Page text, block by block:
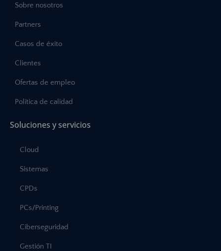
Sobre nosotros
Partners
Casos de éxito
Clientes
Ofertas de empleo
Política de calidad
Soluciones y servicios
Cloud
Sistemas
CPDs
PCs/Printing
Ciberseguridad
Gestión TI